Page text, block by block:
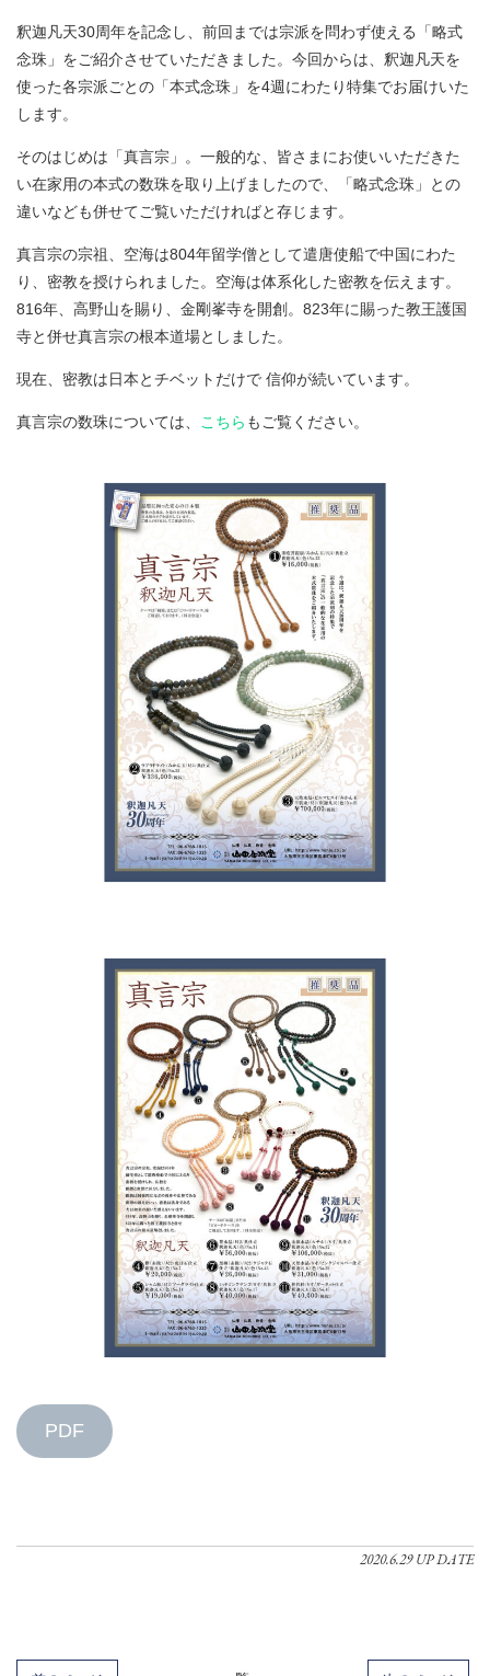
釈迦凡天30周年を記念し、前回までは宗派を問わず使える「略式
念珠」をご紹介させていただきました。今回からは、釈迦凡天を
使った各宗派ごとの「本式念珠」を4週にわたり特集でお届けいた
します。
そのはじめは「真言宗」。一般的な、皆さまにお使いいただきた
い在家用の本式の数珠を取り上げましたので、「略式念珠」との
違いなども併せてご覧いただければと存じます。
真言宗の宗祖、空海は804年留学僧として遣唐使船で中国にわた
り、密教を授けられました。空海は体系化した密教を伝えます。
816年、高野山を賜り、金剛峯寺を開創。823年に賜った教王護国
寺と併せ真言宗の根本道場としました。
現在、密教は日本とチベットだけで 信仰が続いています。
真言宗の数珠については、 こちら もご覧ください。
PDF
2020.6.29 UP DATE